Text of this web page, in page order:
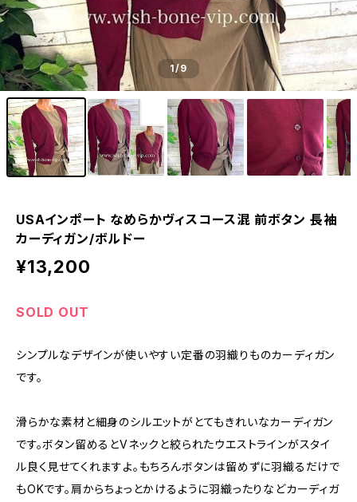
1/9
USAインポート なめらかヴィスコース混 前ボタン 長袖
カーディガン/ボルドー
¥13,200
SOLD OUT
シンプルなデザインが使いやすい定番の羽織りものカーディガン
です。
滑らかな素材と細身のシルエットがとてもきれいなカーディガン
です。ボタン留めるとVネックと絞られたウエストラインがスタイ
ル良く見せてくれますよ。もちろんボタンは留めずに羽織るだけで
もOKです。肩からちょっとかけるように羽織ったりなどカーディガ